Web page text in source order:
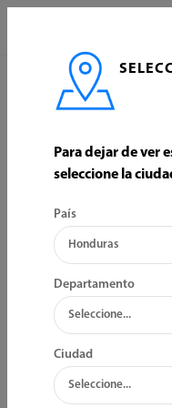
EQUIPO ELECTRICO
ORDENAR POR:
Para dejar de ver
seleccione la
País
Departamento
Ciudad